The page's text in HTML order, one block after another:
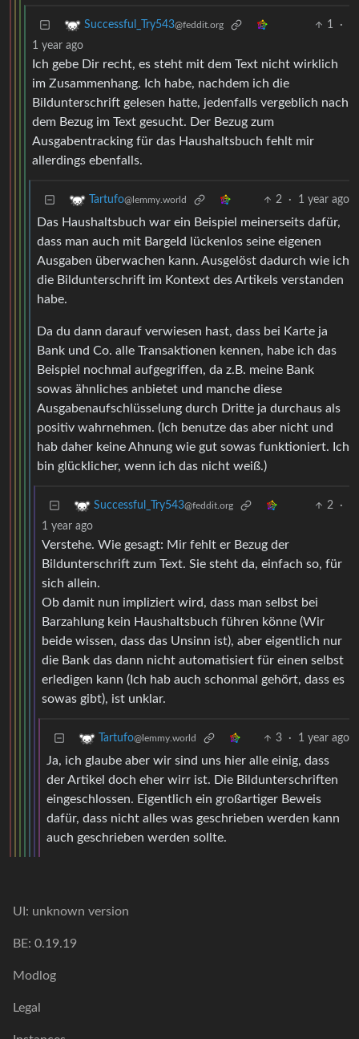
Successful_Try543@feddit.org 1
·
1 year ago
Ich gebe Dir recht, es steht mit dem Text nicht wirklich
im Zusammenhang. Ich habe, nachdem ich die
Bildunterschrift gelesen hatte, jedenfalls vergeblich nach
dem Bezug im Text gesucht. Der Bezug zum
Ausgabentracking für das Haushaltsbuch fehlt mir
allerdings ebenfalls.
Tartufo@lemmy.world 2 · 1 year ago
Das Haushaltsbuch war ein Beispiel meinerseits dafür,
dass man auch mit Bargeld lückenlos seine eigenen
Ausgaben überwachen kann. Ausgelöst dadurch wie ich
die Bildunterschrift im Kontext des Artikels verstanden
habe.
Da du dann darauf verwiesen hast, dass bei Karte ja
Bank und Co. alle Transaktionen kennen, habe ich das
Beispiel nochmal aufgegriffen, da z.B. meine Bank
sowas ähnliches anbietet und manche diese
Ausgabenaufschlüsselung durch Dritte ja durchaus als
positiv wahrnehmen. (Ich benutze das aber nicht und
hab daher keine Ahnung wie gut sowas funktioniert. Ich
bin glücklicher, wenn ich das nicht weiß.)
Successful_Try543@feddit.org 2
·
1 year ago
Verstehe. Wie gesagt: Mir fehlt er Bezug der
Bildunterschrift zum Text. Sie steht da, einfach so, für
sich allein.
Ob damit nun impliziert wird, dass man selbst bei
Barzahlung kein Haushaltsbuch führen könne (Wir
beide wissen, dass das Unsinn ist), aber eigentlich nur
die Bank das dann nicht automatisiert für einen selbst
erledigen kann (Ich hab auch schonmal gehört, dass es
sowas gibt), ist unklar.
Tartufo@lemmy.world 3 · 1 year ago
Ja, ich glaube aber wir sind uns hier alle einig, dass
der Artikel doch eher wirr ist. Die Bildunterschriften
eingeschlossen. Eigentlich ein großartiger Beweis
dafür, dass nicht alles was geschrieben werden kann
auch geschrieben werden sollte.
UI: unknown version
BE: 0.19.19
Modlog
Legal